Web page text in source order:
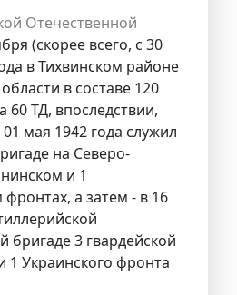
Отечественной
(скорее всего, с 30
в Тихвинском районе
в составе 120
60 ТД, впоследствии,
01 мая 1942 года служил
на Северо-
и 1
а затем - в 16
3 гвардейской
1 Украинского фронта